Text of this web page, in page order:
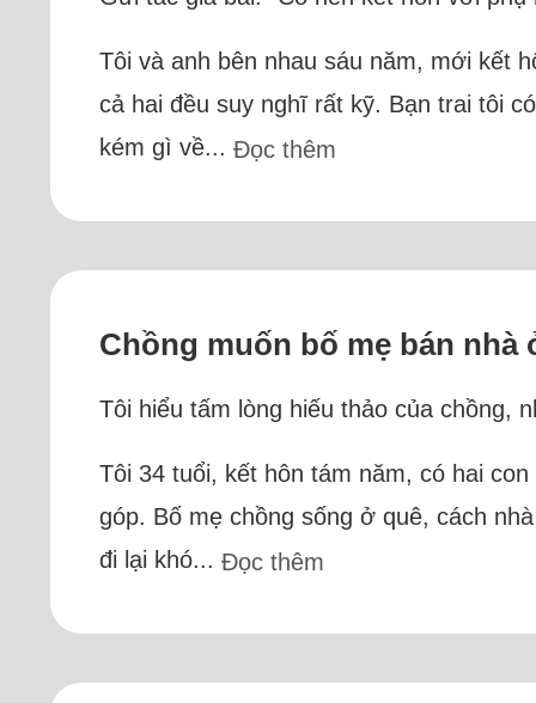
Tôi và anh bên nhau sáu năm, mới kết
cả hai đều suy nghĩ rất kỹ. Bạn trai tôi
kém gì về...Đọc thêm
Chồng muốn bố mẹ bán
Tôi hiểu tấm lòng hiếu thảo của chồng,
Tôi 34 tuổi, kết hôn tám năm, có hai
góp. Bố mẹ chồng sống ở quê, cách
đi lại khó...Đọc thêm